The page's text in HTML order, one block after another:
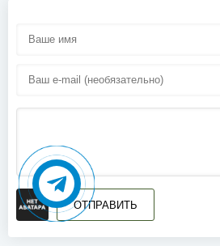
ОТПРАВИТЬ